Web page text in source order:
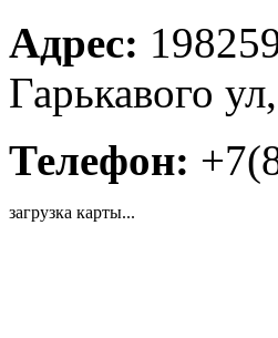
Адрес:
Гарькавого
Телефон:
загрузка карты...